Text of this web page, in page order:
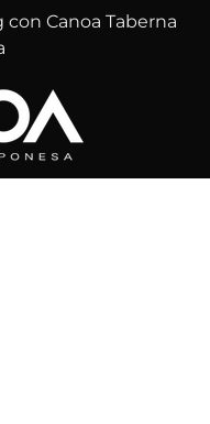
Canoa Taberna